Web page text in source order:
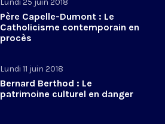
Lundi 25 juin 2018
Père Capelle-Dumont : Le
Catholicisme contemporain en
procès
Lundi 11 juin 2018
Bernard Berthod : Le
patrimoine culturel en danger